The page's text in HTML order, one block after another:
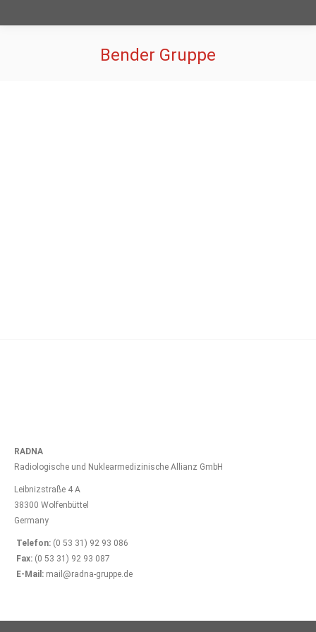
Bender Gruppe
RADNA
Radiologische und Nuklearmedizinische Allianz GmbH
Leibnizstraße 4 A
38300 Wolfenbüttel
Germany
Telefon: (0 53 31) 92 93 086
Fax: (0 53 31) 92 93 087
E-Mail: mail@radna-gruppe.de